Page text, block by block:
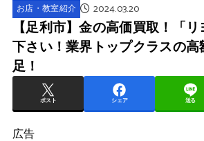
お店・教室紹介 2024.03.20
【足利市】金の高価買取！「
下さい！業界トップクラスの高
足！
ポスト シェア 送る
広告